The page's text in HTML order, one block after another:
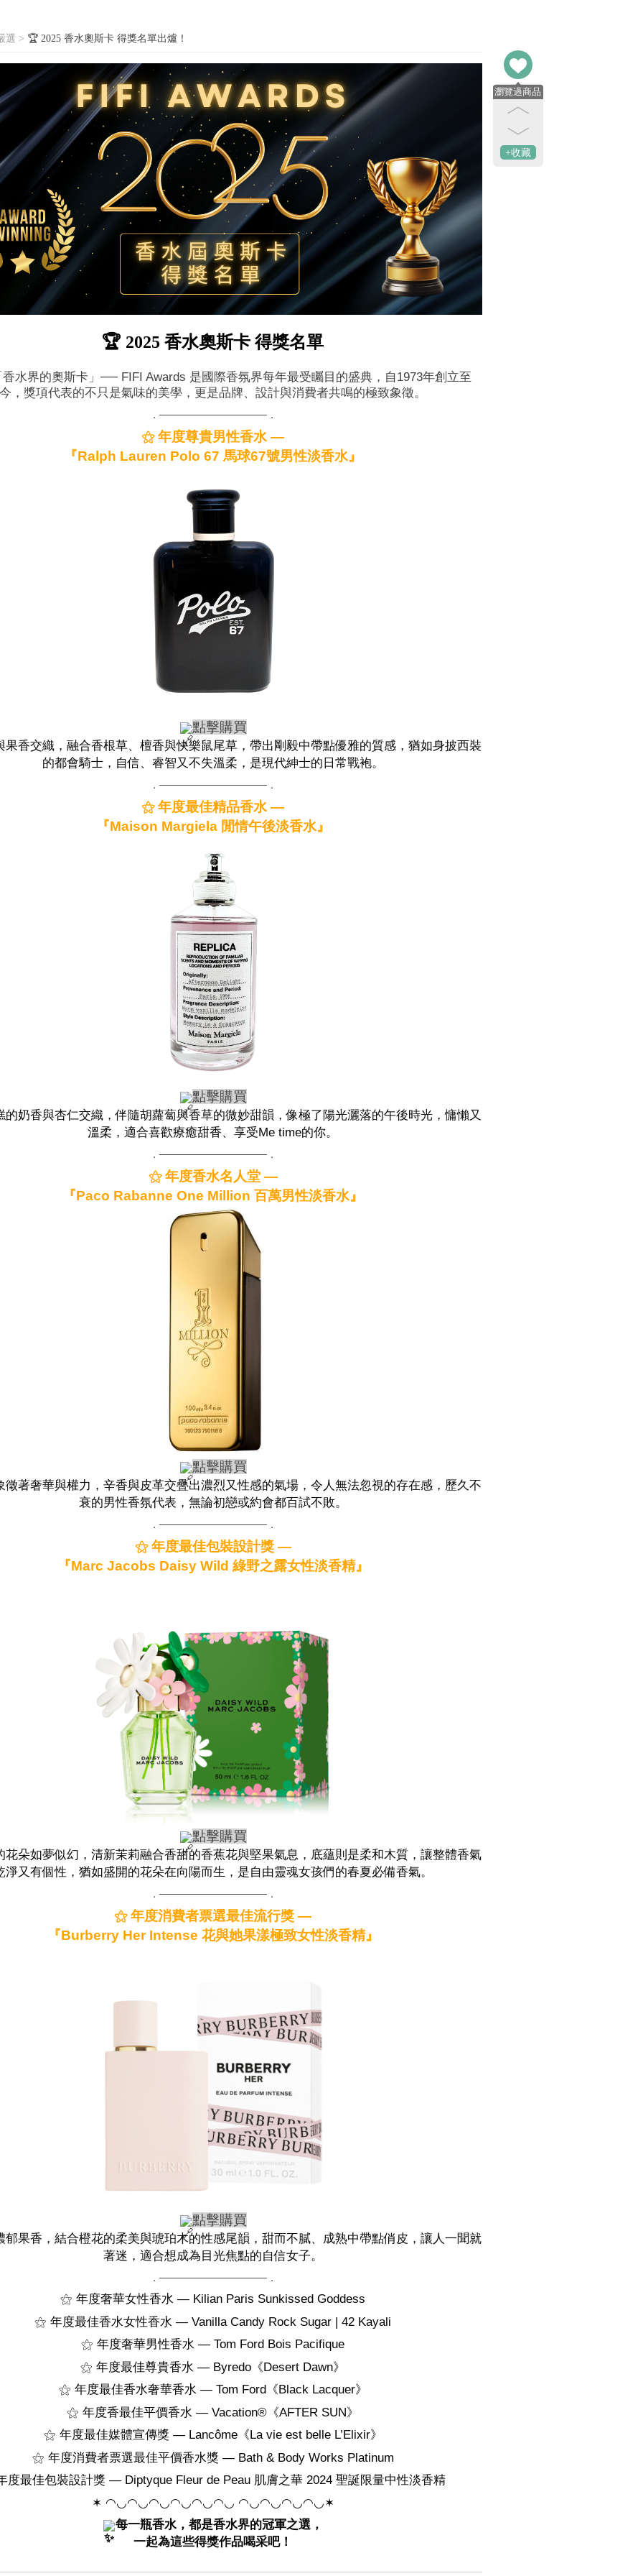
選 > 🏆 2025 香水奧斯卡 得獎名單出爐！
🏆 2025 香水奧斯卡 得獎名單
水界的奧斯卡」── FIFI Awards 是國際香氛界每年最受矚目的盛典，自1973年創立至
今，獎項代表的不只是氣味的美學，更是品牌、設計與消費者共鳴的極致象徵。
．───────────────．
⚝ 年度尊貴男性香水 —
『Ralph Lauren Polo 67 馬球67號男性淡香水』
點擊購買
果香交織，融合香根草、檀香與快樂鼠尾草，帶出剛毅中帶點優雅的質感，猶如身披西裝
的都會騎士，自信、睿智又不失溫柔，是現代紳士的日常戰袍。
．───────────────．
⚝ 年度最佳精品香水 —
『Maison Margiela 閒情午後淡香水』
點擊購買
的奶香與杏仁交織，伴隨胡蘿蔔與香草的微妙甜韻，像極了陽光灑落的午後時光，慵懶又
溫柔，適合喜歡療癒甜香、享受Me time的你。
．───────────────．
⚝ 年度香水名人堂 —
『Paco Rabanne One Million 百萬男性淡香水』
點擊購買
徵著奢華與權力，辛香與皮革交疊出濃烈又性感的氣場，令人無法忽視的存在感，歷久不
衰的男性香氛代表，無論初戀或約會都百試不敗。
．───────────────．
⚝ 年度最佳包裝設計獎 —
『Marc Jacobs Daisy Wild 綠野之露女性淡香精』
點擊購買
花朵如夢似幻，清新茉莉融合香甜的香蕉花與堅果氣息，底蘊則是柔和木質，讓整體香氣
淨又有個性，猶如盛開的花朵在向陽而生，是自由靈魂女孩們的春夏必備香氣。
．───────────────．
⚝ 年度消費者票選最佳流行獎 —
『Burberry Her Intense 花與她果漾極致女性淡香精』
點擊購買
郁果香，結合橙花的柔美與琥珀木的性感尾韻，甜而不膩、成熟中帶點俏皮，讓人一聞就
著迷，適合想成為目光焦點的自信女子。
．───────────────．
⚝ 年度奢華女性香水 — Kilian Paris Sunkissed Goddess
⚝ 年度最佳香水女性香水 — Vanilla Candy Rock Sugar | 42 Kayali
⚝ 年度奢華男性香水 — Tom Ford Bois Pacifique
⚝ 年度最佳尊貴香水 — Byredo《Desert Dawn》
⚝ 年度最佳香水奢華香水 — Tom Ford《Black Lacquer》
⚝ 年度香最佳平價香水 — Vacation®《AFTER SUN》
⚝ 年度最佳媒體宣傳獎 — Lancôme《La vie est belle L’Elixir》
⚝ 年度消費者票選最佳平價香水獎 — Bath & Body Works Platinum
度最佳包裝設計獎 — Diptyque Fleur de Peau 肌膚之華 2024 聖誕限量中性淡香精
✶ ◠◡◠◡◠◡◠◡◠◡◠◡ ◠◡◠◡◠◡◠◡✶
每一瓶香水，都是香水界的冠軍之選，
一起為這些得獎作品喝采吧！
瀏覽過商品
+收藏